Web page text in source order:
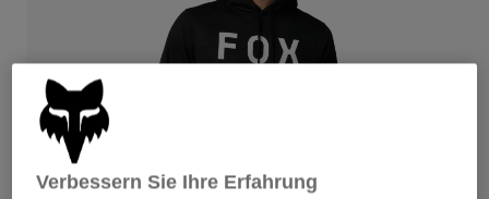
Kurze Hosen
Handschuhe
Jacken
Protektoren
Damen
Socken
Alle anzeigen
Verbessern Sie Ihre Erfahrung